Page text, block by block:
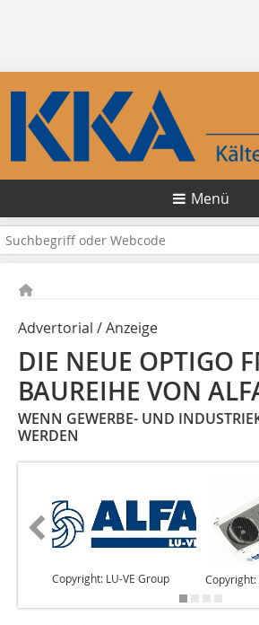
Menü
Advertorial / Anzeige
DIE NEUE OPTIGO
BAUREIHE VON
WENN GEWERBE- UND
WERDEN
Copyright: LU-VE Group Copyright: